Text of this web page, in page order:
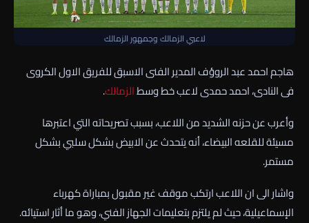
لاعبي الزمالك وجمهور الزمالك
هاجم احمد عبد الروؤف المدير الفنى الاسبق للفريق الاول الكروى
فى النادى، احمد حمدى لاعب خط وسطالزمالك.
وأعرب عن حزنه الشديد من اللاعب، بسبب تصريحاته التي اعتبرها
مسيئة للقلعه البيضاء، أنه يتحدث عن الابيض بشكل سلبي بشكل
مستمر.
واشار الى ان اللاعب ارتكب موقف غير مقبول بمباراة كهرباء
الإسماعيلية، حيث لم يلتزم بتعليمات الجهاز الفني، وهو ما أثار استيائه.